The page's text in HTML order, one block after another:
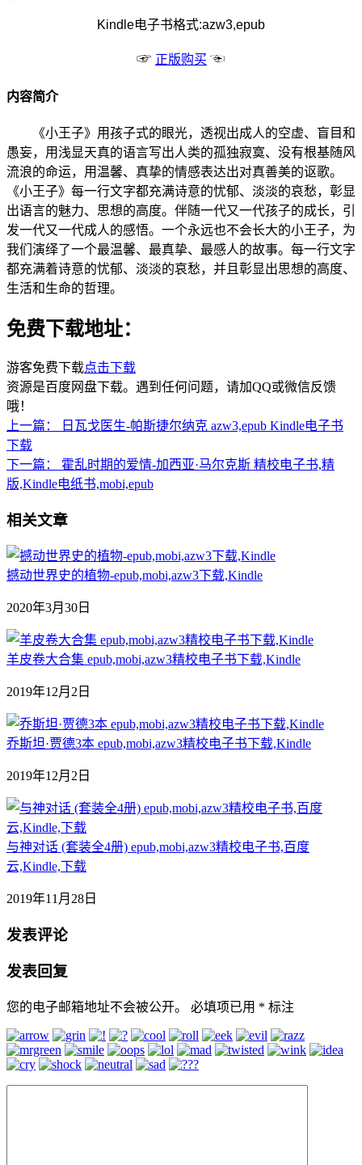
Kindle电子书格式:azw3,epub
☞ 正版购买 ☜
内容简介
《小王子》用孩子式的眼光，透视出成人的空虚、盲目和
愚妄，用浅显天真的语言写出人类的孤独寂寞、没有根基随风
流浪的命运，用温馨、真挚的情感表达出对真善美的讴歌。
《小王子》每一行文字都充满诗意的忧郁、淡淡的哀愁，彰显
出语言的魅力、思想的高度。伴随一代又一代孩子的成长，引
发一代又一代成人的感悟。一个永远也不会长大的小王子，为
我们演绎了一个最温馨、最真挚、最感人的故事。每一行文字
都充满着诗意的忧郁、淡淡的哀愁，并且彰显出思想的高度、
生活和生命的哲理。
免费下载地址：
游客免费下载点击下载
资源是百度网盘下载。遇到任何问题，请加QQ或微信反馈
哦！
上一篇：
日瓦戈医生-帕斯捷尔纳克 azw3,epub Kindle电子书
下载
下一篇：
霍乱时期的爱情-加西亚·马尔克斯 精校电子书,精
版,Kindle电纸书,mobi,epub
相关文章
撼动世界史的植物-epub,mobi,azw3下载,Kindle
2020年3月30日
羊皮卷大合集 epub,mobi,azw3精校电子书下载,Kindle
2019年12月2日
乔斯坦·贾德3本 epub,mobi,azw3精校电子书下载,Kindle
2019年12月2日
与神对话 (套装全4册) epub,mobi,azw3精校电子书,百度
云,Kindle,下载
2019年11月28日
发表评论
发表回复
您的电子邮箱地址不会被公开。 必填项已用 * 标注